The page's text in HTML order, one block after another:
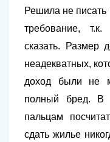
Решила не писать
требование,
сказать. Размер
неадекватных,
доход были не
полный бред. В
пальцам
сдать жилье